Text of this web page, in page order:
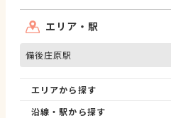
エリア・駅
備後庄原駅
エリアから探す
沿線・駅から探す